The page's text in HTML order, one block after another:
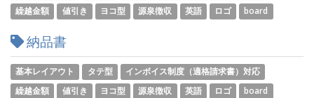
繰越金額
値引き ヨコ型 源泉徴収 英語 ロゴ board
納品書
基本レイアウト タテ型
インボイス制度（適格請求書）対応
繰越金額
値引き ヨコ型 源泉徴収 英語 ロゴ board